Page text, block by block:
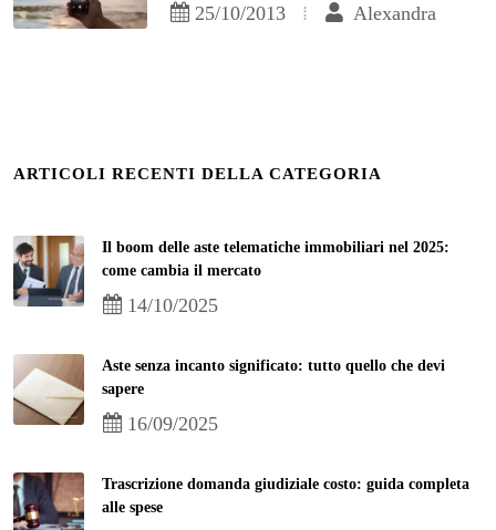
25/10/2013 Alexandra
ARTICOLI RECENTI DELLA CATEGORIA
Il boom delle aste telematiche immobiliari nel 2025:
come cambia il mercato
14/10/2025
Aste senza incanto significato: tutto quello che devi
sapere
16/09/2025
Trascrizione domanda giudiziale costo: guida completa
alle spese